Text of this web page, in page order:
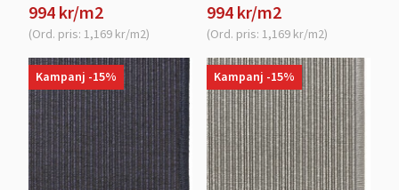
994 kr/m2
(Ord. pris: 1,169 kr/m2)
994 kr/m2
(Ord. pris: 1,169 kr/m2)
Kampanj -15% Kampanj -15%